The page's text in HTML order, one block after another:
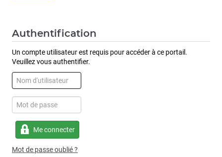
Authentification
Un compte utilisateur est requis pour accéder à ce portail.
Veuillez vous authentifier.
Me connecter
Mot de passe oublié ?